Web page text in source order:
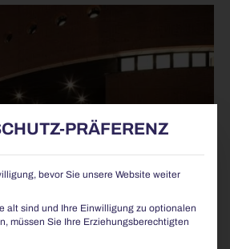
PRÄFERENZ
bevor Sie unsere Website weiter
alt sind und Ihre Einwilligung zu optionalen
müssen Sie Ihre Erziehungsberechtigten